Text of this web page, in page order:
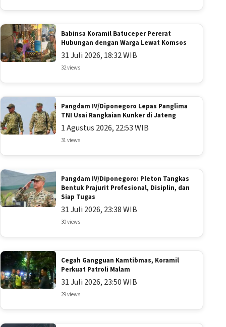
Babinsa Koramil Batuceper Pererat
Hubungan dengan Warga Lewat Komsos
31 Juli 2026, 18:32 WIB
32 views
Pangdam IV/Diponegoro Lepas Panglima
TNI Usai Rangkaian Kunker di Jateng
1 Agustus 2026, 22:53 WIB
31 views
Pangdam IV/Diponegoro: Pleton Tangkas
Bentuk Prajurit Profesional, Disiplin, dan
Siap Tugas
31 Juli 2026, 23:38 WIB
30 views
Cegah Gangguan Kamtibmas, Koramil
Perkuat Patroli Malam
31 Juli 2026, 23:50 WIB
29 views